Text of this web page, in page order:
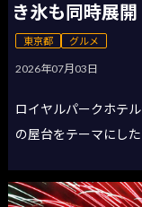
き氷も同時展開
東京都 グルメ
2026年07月03日
ロイヤルパークホテ
の屋台をテーマにし